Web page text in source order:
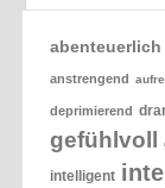
abenteuerlich
anstrengend
deprimierend
gefühlvoll
intelligent